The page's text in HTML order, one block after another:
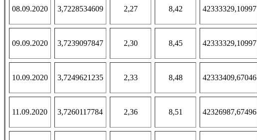
08.09.2020 3,7228534609 2,27 8,42 42333329,10997
09.09.2020 3,7239097847 2,30 8,45 42333329,10997
10.09.2020 3,7249621235 2,33 8,48 42333409,67046
11.09.2020 3,7260117784 2,36 8,51 42326987,67496